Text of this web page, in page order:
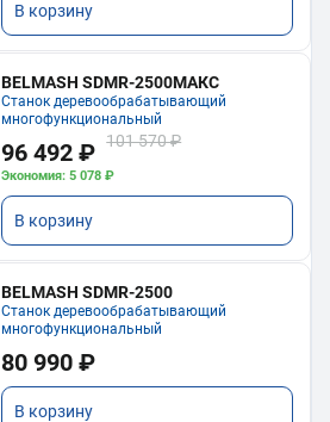
В корзину
BELMASH SDMR-2500МАКС
Станок деревообрабатывающий
многофункциональный
96 492 ₽ 101 570 ₽
Экономия: 5 078 ₽
В корзину
BELMASH SDMR-2500
Станок деревообрабатывающий
многофункциональный
80 990 ₽
В корзину